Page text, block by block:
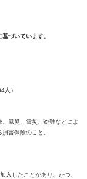
づいています。
人）
風災、雪災、盗難などによ
害保険のこと。
入したことがあり、かつ、